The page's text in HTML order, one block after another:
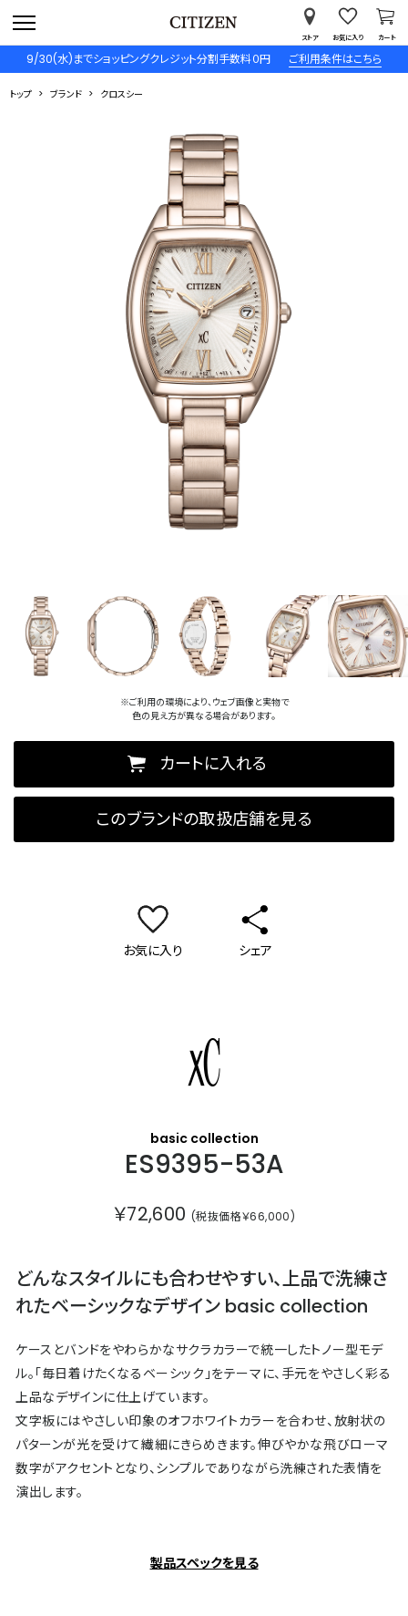
9/30(水)までショッピングクレジット分割手数料０円 ご利用条件はこちら
ストア お気に入り カート
トップ ブランド クロスシー
※ご利用の環境により、ウェブ画像と実物で
色の見え方が異なる場合があります。
カートに入れる
このブランドの取扱店舗を見る
お気に入り シェア
basic collection
ES9395-53A
￥72,600 (税抜価格￥66,000)
どんなスタイルにも合わせやすい、上品で洗練さ
れたベーシックなデザイン basic collection
ケースとバンドをやわらかなサクラカラーで統一したトノー型モデ
ル。「毎日着けたくなるベーシック」をテーマに、手元をやさしく彩る
上品なデザインに仕上げています。
文字板にはやさしい印象のオフホワイトカラーを合わせ、放射状の
パターンが光を受けて繊細にきらめきます。伸びやかな飛びローマ
数字がアクセントとなり、シンプルでありながら洗練された表情を
演出します。
製品スペックを見る